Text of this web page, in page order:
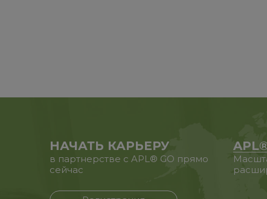
НАЧАТЬ КАРЬЕРУ
в партнерстве с APL® GO прямо
сейчас